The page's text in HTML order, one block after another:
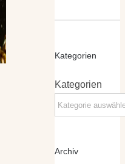
Kategorien
Kategorien
Archiv